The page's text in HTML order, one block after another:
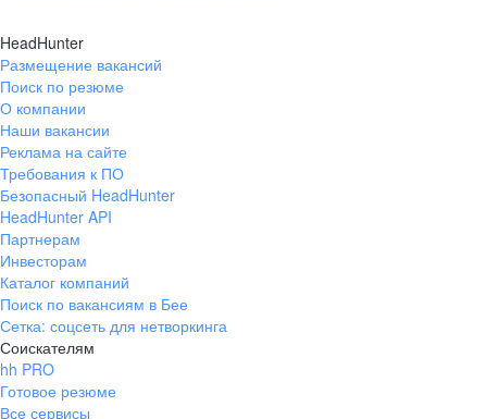
HeadHunter
Размещение вакансий
Поиск по резюме
О компании
Наши вакансии
Реклама на сайте
Требования к ПО
Безопасный HeadHunter
HeadHunter API
Партнерам
Инвесторам
Каталог компаний
Поиск по вакансиям в Бее
Сетка: соцсеть для нетворкинга
Соискателям
hh PRO
Готовое резюме
Все сервисы